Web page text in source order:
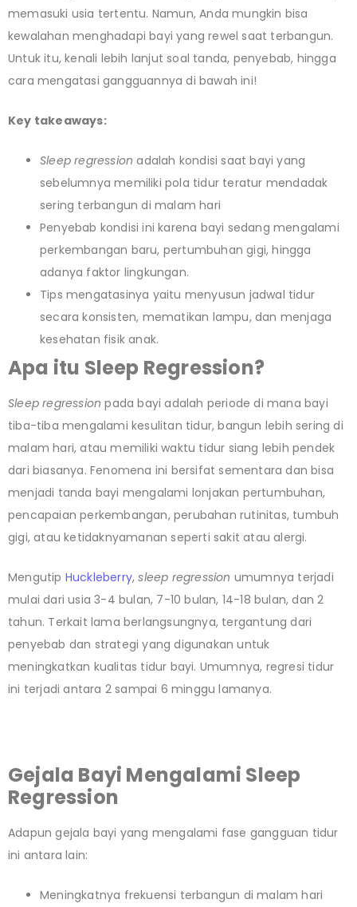
memasuki usia tertentu. Namun, Anda mungkin bisa
kewalahan menghadapi bayi yang rewel saat terbangun.
Untuk itu, kenali lebih lanjut soal tanda, penyebab, hingga
cara mengatasi gangguannya di bawah ini!
Key takeaways:
Sleep regression adalah kondisi saat bayi yang
sebelumnya memiliki pola tidur teratur mendadak
sering terbangun di malam hari
Penyebab kondisi ini karena bayi sedang mengalami
perkembangan baru, pertumbuhan gigi, hingga
adanya faktor lingkungan.
Tips mengatasinya yaitu menyusun jadwal tidur
secara konsisten, mematikan lampu, dan menjaga
kesehatan fisik anak.
Apa itu Sleep Regression?
Sleep regression pada bayi adalah periode di mana bayi
tiba-tiba mengalami kesulitan tidur, bangun lebih sering di
malam hari, atau memiliki waktu tidur siang lebih pendek
dari biasanya. Fenomena ini bersifat sementara dan bisa
menjadi tanda bayi mengalami lonjakan pertumbuhan,
pencapaian perkembangan, perubahan rutinitas, tumbuh
gigi, atau ketidaknyamanan seperti sakit atau alergi.
Mengutip Huckleberry,sleep regression umumnya terjadi
mulai dari usia 3-4 bulan, 7-10 bulan, 14-18 bulan, dan 2
tahun. Terkait lama berlangsungnya, tergantung dari
penyebab dan strategi yang digunakan untuk
meningkatkan kualitas tidur bayi. Umumnya, regresi tidur
ini terjadi antara 2 sampai 6 minggu lamanya.
Gejala Bayi Mengalami Sleep
Regression
Adapun gejala bayi yang mengalami fase gangguan tidur
ini antara lain:
Meningkatnya frekuensi terbangun di malam hari